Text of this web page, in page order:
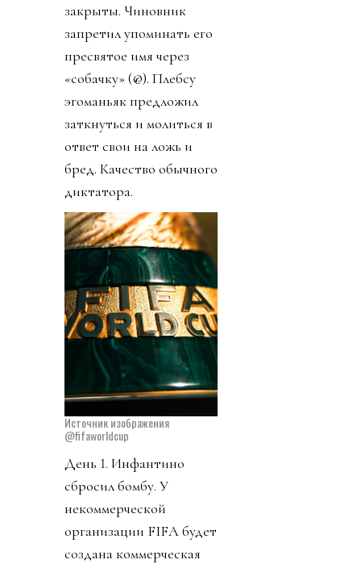
закрыты. Чиновник
запретил упоминать его
пресвятое имя через
«собачку» (@). Плебсу
эгоманьяк предложил
заткнуться и молиться в
ответ свои на ложь и
бред. Качество обычного
диктатора.
Источник изображения
@fifaworldcup
День 1. Инфантино
сбросил бомбу. У
некоммерческой
организации FIFA будет
создана коммерческая